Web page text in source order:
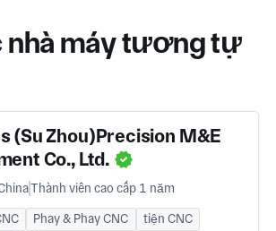
nhà máy tương tự
(Su Zhou)Precision M&E
Co., Ltd.
Thành viên cao cấp 1 năm
Phay & Phay CNC
tiện CNC